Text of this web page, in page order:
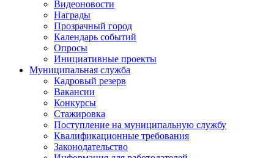
Видеоновости
Награды
Прозрачный город
Календарь событий
Опросы
Инициативные проекты
Муниципальная служба
Кадровый резерв
Вакансии
Конкурсы
Стажировка
Поступление на муниципальную службу
Квалификационные требования
Законодательство